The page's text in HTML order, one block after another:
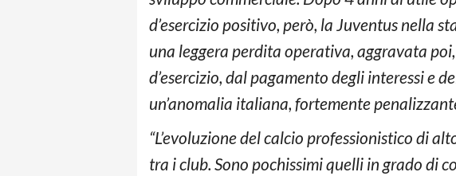
d’esercizio positivo, però, la Juventus nella
una leggera perdita operativa, aggravata
d’esercizio, dal pagamento degli interessi e
un’anomalia italiana, fortemente
“L’evoluzione del calcio professionistico di
tra i club. Sono pochissimi quelli in grado di